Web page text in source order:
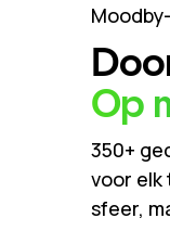
Op
350+
voor elk
sfeer,